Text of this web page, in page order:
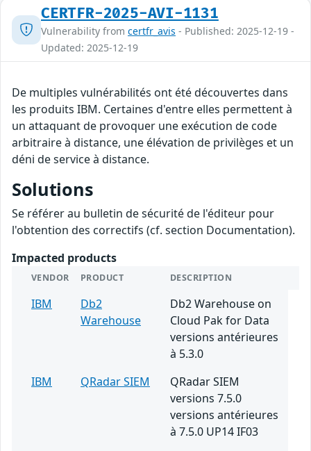
CERTFR-2025-AVI-1131
Vulnerability from certfr_avis - Published: 2025-12-19 -
Updated: 2025-12-19
De multiples vulnérabilités ont été découvertes dans
les produits IBM. Certaines d'entre elles permettent à
un attaquant de provoquer une exécution de code
arbitraire à distance, une élévation de privilèges et un
déni de service à distance.
Solutions
Se référer au bulletin de sécurité de l'éditeur pour
l'obtention des correctifs (cf. section Documentation).
Impacted products
VENDOR PRODUCT DESCRIPTION
IBM
Db2
Warehouse
Db2 Warehouse on
Cloud Pak for Data
versions antérieures
à 5.3.0
IBM
QRadar SIEM
QRadar SIEM
versions 7.5.0
versions antérieures
à 7.5.0 UP14 IF03